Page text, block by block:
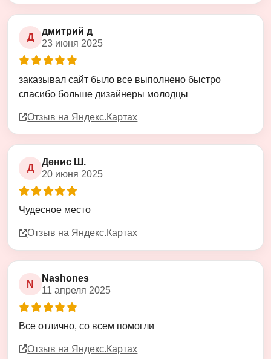
Д
дмитрий д
23 июня 2025
заказывал сайт было все выполнено быстро
спасибо больше дизайнеры молодцы
Отзыв на Яндекс.Картах
Д
Денис Ш.
20 июня 2025
Чудесное место
Отзыв на Яндекс.Картах
N
Nashones
11 апреля 2025
Все отлично, со всем помогли
Отзыв на Яндекс.Картах